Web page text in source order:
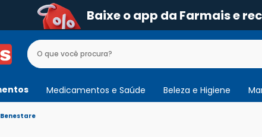
Baixe o app da Farmais e
Medicamentos e Saúde Beleza e Higiene
Benestare